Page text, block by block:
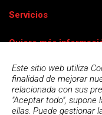
Este sitio web utiliza
finalidad de mejorar
relacionada con sus
"Aceptar todo",
ellas. Puede gestionar
Servicios
Quiero más